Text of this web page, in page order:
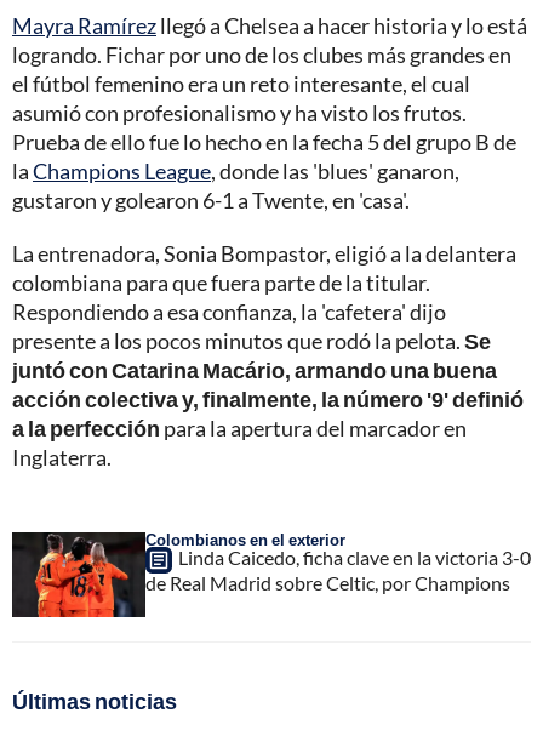
Mayra Ramírezllegó a Chelsea a hacer historia y lo está
logrando. Fichar por uno de los clubes más grandes en
el fútbol femenino era un reto interesante, el cual
asumió con profesionalismo y ha visto los frutos.
Prueba de ello fue lo hecho en la fecha 5 del grupo B de
laChampions League, donde las 'blues' ganaron,
gustaron y golearon 6-1 a Twente, en 'casa'.
La entrenadora, Sonia Bompastor, eligió a la delantera
colombiana para que fuera parte de la titular.
Respondiendo a esa confianza, la 'cafetera' dijo
presente a los pocos minutos que rodó la pelota.Se
juntó con Catarina Macário, armando una buena
acción colectiva y, finalmente, la número '9' definió
a la perfección para la apertura del marcador en
Inglaterra.
Colombianos en el exterior
Linda Caicedo, ficha clave en la victoria 3-0
de Real Madrid sobre Celtic, por Champions
Últimas noticias